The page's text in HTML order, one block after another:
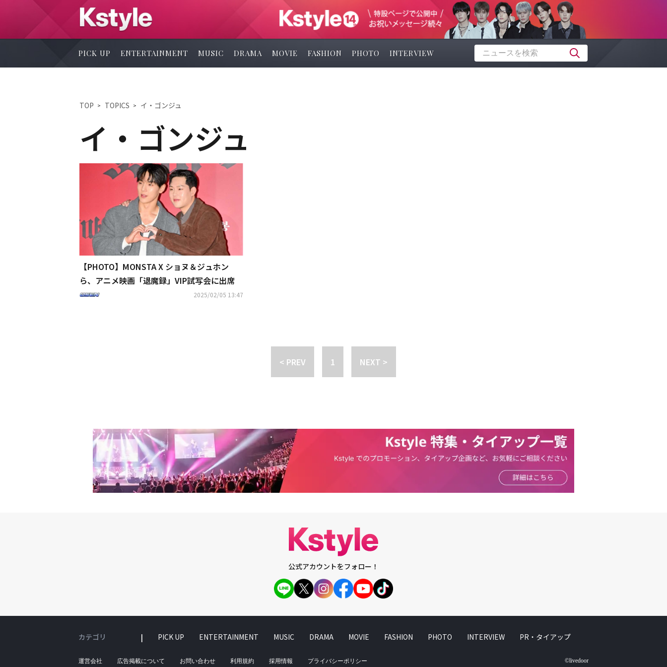
PICK UP ENTERTAINMENT MUSIC DRAMA MOVIE FASHION PHOTO INTERVIEW
TOP TOPICS イ・ゴンジュ
イ・ゴンジュ
【PHOTO】MONSTA X ショヌ＆ジュホン
ら、アニメ映画「退魔録」VIP試写会に出席
2025/02/05 13:47
< PREV 1 NEXT >
公式アカウントをフォロー！
カテゴリ PICK UP ENTERTAINMENT MUSIC DRAMA MOVIE FASHION PHOTO INTERVIEW PR・タイアップ
運営会社 広告掲載について お問い合わせ 利用規約 採用情報 プライバシーポリシー ©livedoor